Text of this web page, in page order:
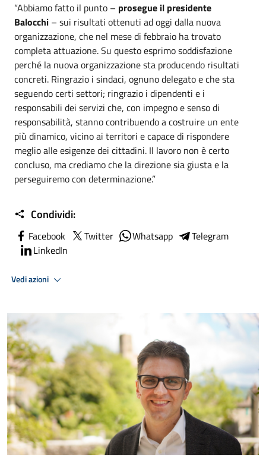
“Abbiamo fatto il punto – prosegue il presidente
Balocchi – sui risultati ottenuti ad oggi dalla nuova
organizzazione, che nel mese di febbraio ha trovato
completa attuazione. Su questo esprimo soddisfazione
perché la nuova organizzazione sta producendo risultati
concreti. Ringrazio i sindaci, ognuno delegato e che sta
seguendo certi settori; ringrazio i dipendenti e i
responsabili dei servizi che, con impegno e senso di
responsabilità, stanno contribuendo a costruire un ente
più dinamico, vicino ai territori e capace di rispondere
meglio alle esigenze dei cittadini. Il lavoro non è certo
concluso, ma crediamo che la direzione sia giusta e la
perseguiremo con determinazione.”
Condividi:
Facebook Twitter Whatsapp
Telegram
LinkedIn
Vedi azioni